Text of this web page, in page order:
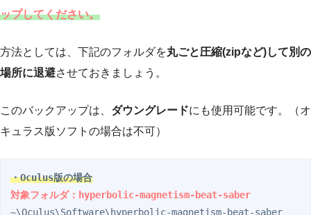
ップしてください。
方法としては、下記のフォルダを丸ごと圧縮(zipなど)して別の
場所に退避させておきましょう。
このバックアップは、 ダウングレードにも使用可能です。（オ
キュラス版ソフトの場合は不可）
・Oculus版の場合
対象フォルダ：hyperbolic-magnetism-beat-saber
~\Oculus\Software\hyperbolic-magnetism-beat-saber